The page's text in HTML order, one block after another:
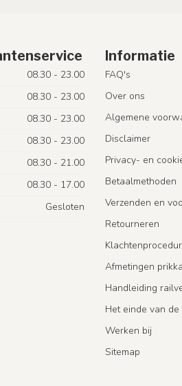
08.30 - 23.00
08.30 - 23.00
08.30 - 23.00
08.30 - 23.00
08.30 - 21.00
08.30 - 17.00
Gesloten
Informatie
FAQ's
Over ons
Algemene
Disclaimer
Privacy- en
Betaalmethoden
Verzenden en
Retourneren
Afmetingen
Handleiding
Het einde van
Werken bij
Sitemap